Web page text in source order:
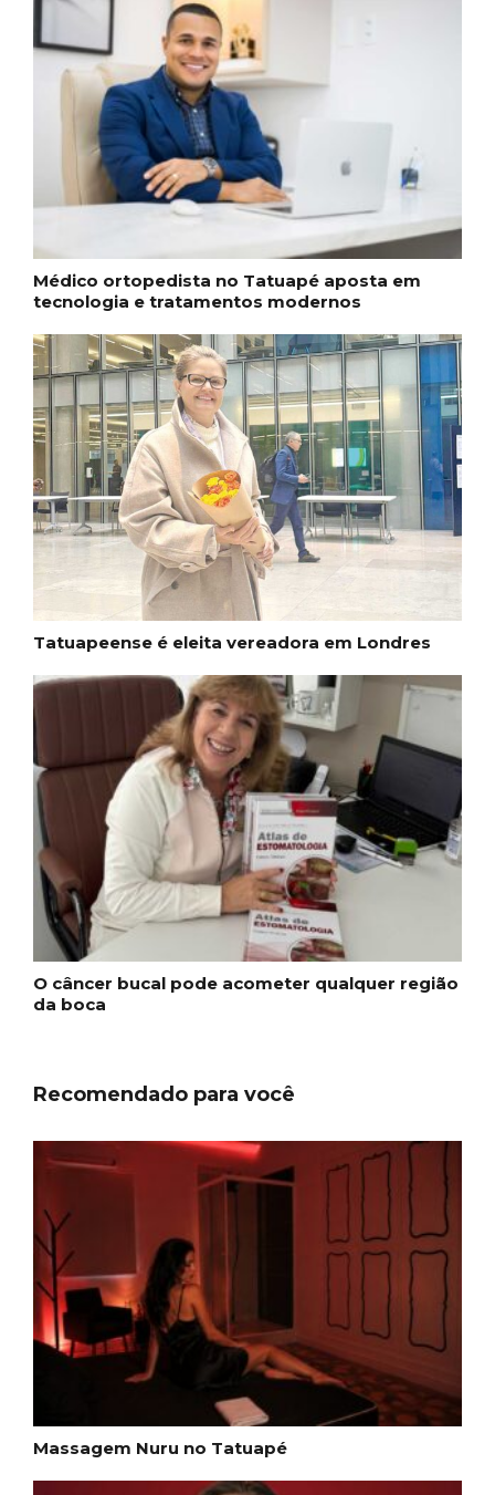
Médico ortopedista no Tatuapé aposta em
tecnologia e tratamentos modernos
Tatuapeense é eleita vereadora em Londres
O câncer bucal pode acometer qualquer região
da boca
Recomendado para você
Massagem Nuru no Tatuapé